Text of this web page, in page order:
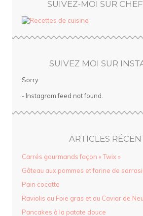
SUIVEZ-MOI SUR
SUIVEZ MOI SUR
Sorry:
- Instagram feed not found.
ARTICLES
Carrés gourmands façon « Twix »
Gâteau aux pommes et farine de
Pain cocotte
Raviolis au Foie gras et au Caviar de
Pancakes à la patate douce